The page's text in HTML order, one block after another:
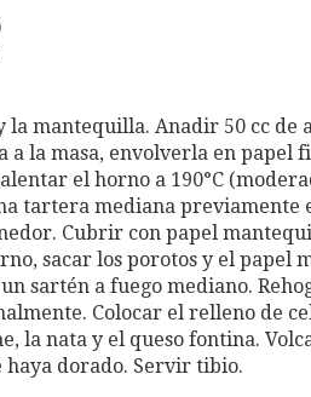
mantequilla. Anadir 50 cc de
a la masa, envolverla en papel
el horno a 190°C
tartera mediana previamente
Cubrir con papel
sacar los porotos y el papel
sartén a fuego mediano.
Colocar el relleno de
la nata y el queso fontina.
haya dorado. Servir tibio.